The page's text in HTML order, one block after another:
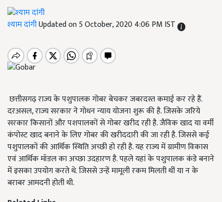
श्याम दांगीUpdated on 5 October, 2020 4:06 PM IST
छत्तीसगढ़ राज्य के पशुपालक गोबर बेचकर जबरदस्त कमाई कर रहे हैं.
दरअसल, राज्य सरकार ने गोधन न्याय योजना शुरू की है. जिसके जरिये
सरकार किसानों और पशपालकों से गोबर खरीद रही है. जैविक खाद या वर्मी
कंपोस्ट खाद बनाने के लिए गोबर की खरीददारी की जा रही है. जिससे कई
पशुपालकों की आर्थिक स्थिति अच्छी हो रही है. यह राज्य में ग्रामीण विकास
एवं आर्थिक मॉडल का अच्छा उदहारण है. पहले यहां के पशुपालक कंडे बनाने
में इसका उपयोग करते थे. जिससे उन्हें मामूली रकम मिलती थीं या न के
बराबर आमदनी होती थी.